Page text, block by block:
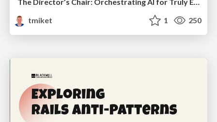
tmiket
1 250